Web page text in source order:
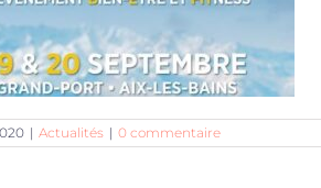
| Actualités | 0 commentaire